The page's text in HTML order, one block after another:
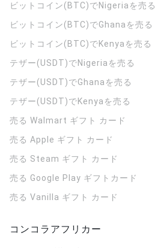
ビットコイン(BTC)でNigeriaを売る
ビットコイン(BTC)でGhanaを売る
ビットコイン(BTC)でKenyaを売る
テザー(USDT)でNigeriaを売る
テザー(USDT)でGhanaを売る
テザー(USDT)でKenyaを売る
売る Walmart ギフト カード
売る Apple ギフト カード
売る Steam ギフト カード
売る Google Play ギフトカード
売る Vanilla ギフト カード
コンコラアフリカー